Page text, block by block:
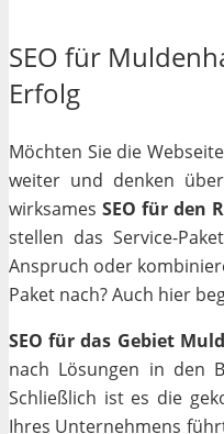
SEO für
Erfolg
Möchten Sie die
weiter und denken
wirksamesSEO für den
stellen das Service-
Anspruch oder
Paket nach? Auch hier
SEO für das Gebiet
nach Lösungen in den
Schließlich ist es die
Ihres Unternehmens